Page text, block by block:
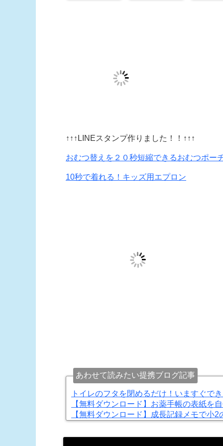
↑↑↑LINEスタンプ作りました！！↑↑↑
おむつ替えを２０秒短縮できるおむつポー
10秒で着れる！キッズ用エプロン
あわせて読みたい提携ブログ記事
トイレのフタを閉めるだけ！いますぐで
【無料ダウンロード】お薬手帳の表紙を
【無料ダウンロード】成長記録メモで小